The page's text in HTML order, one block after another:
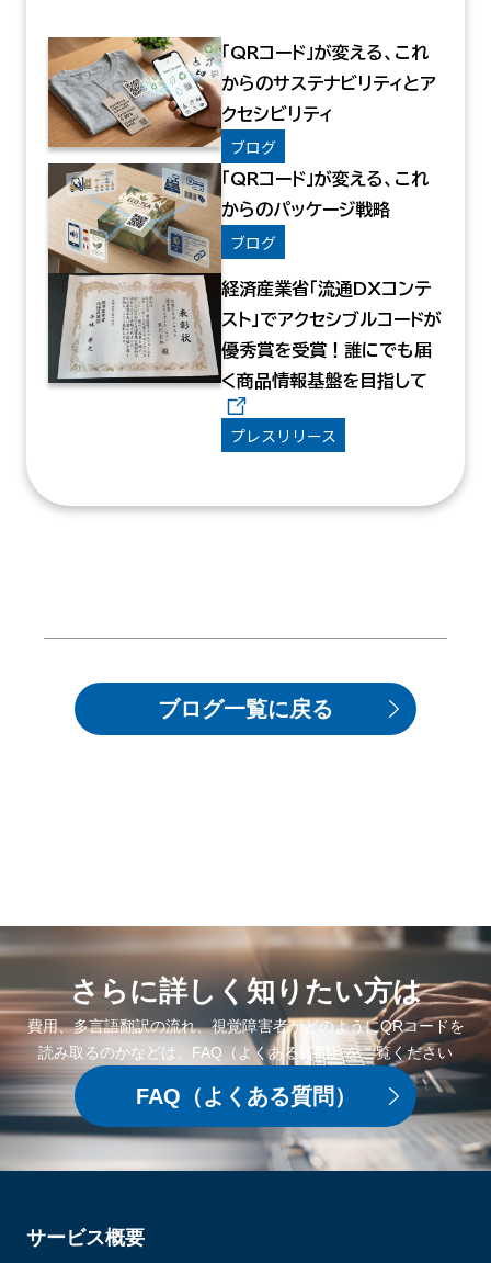
「QRコード」が変える、これ
からのサステナビリティとア
クセシビリティ
ブログ
「QRコード」が変える、これ
からのパッケージ戦略
ブログ
経済産業省「流通DXコンテ
スト」でアクセシブルコードが
優秀賞を受賞！誰にでも届
く商品情報基盤を目指して
プレスリリース
ブログ一覧に戻る
さらに詳しく知りたい方は
費用、多言語翻訳の流れ、視覚障害者がどのようにQRコードを
読み取るのかなどは、FAQ（よくある質問）をご覧ください
FAQ （よくある質問）
サービス概要